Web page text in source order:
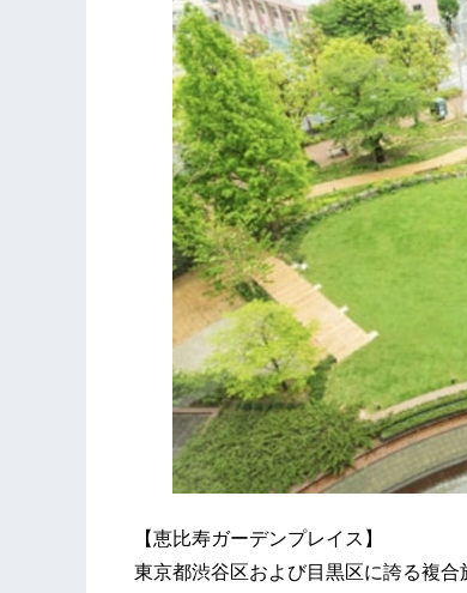
【恵比寿ガーデンプレイス】
東京都渋谷区および目黒区に誇る複